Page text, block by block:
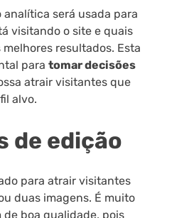
será usada para
visitando o site e quais
resultados. Esta
para tomar decisões
atrair visitantes que
alvo.
de edição
para atrair visitantes
duas imagens. É muito
boa qualidade, pois